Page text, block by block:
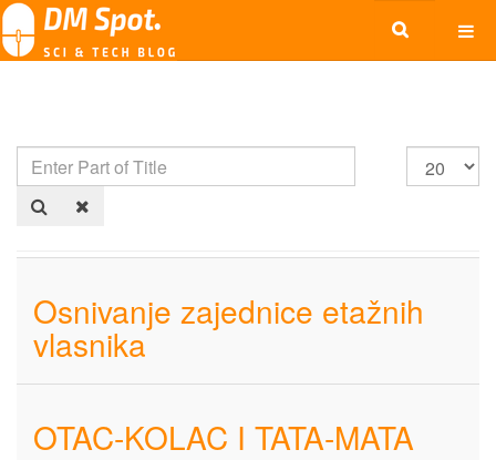
Osnivanje zajednice etažnih
vlasnika
OTAC-KOLAC I TATA-MATA